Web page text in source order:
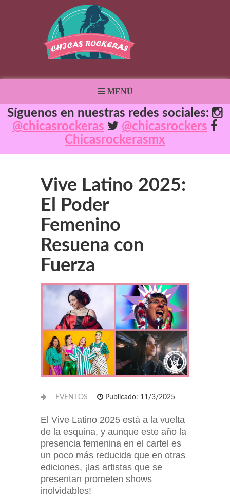
MENÚ
Síguenos en nuestras redes sociales:
@chicasrockeras
@chicasrockers
Chicasrockerasmx
Vive Latino 2025:
El Poder
Femenino
Resuena con
Fuerza
EVENTOS Publicado: 11/3/2025
El Vive Latino 2025 está a la vuelta
de la esquina, y aunque este año la
presencia femenina en el cartel es
un poco más reducida que en otras
ediciones, ¡las artistas que se
presentan prometen shows
inolvidables!